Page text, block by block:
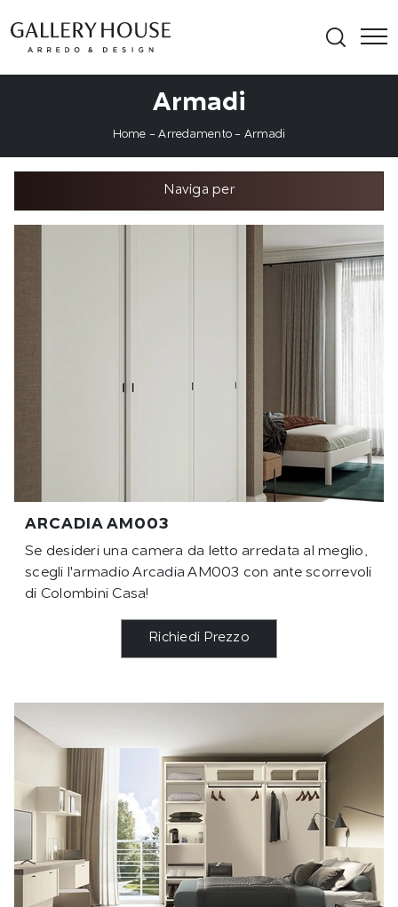
Armadi
Home -Arredamento - Armadi
Naviga per
ARCADIA AM003
Se desideri una camera da letto arredata al meglio,
scegli l'armadio Arcadia AM003 con ante scorrevoli
di Colombini Casa!
Richiedi Prezzo